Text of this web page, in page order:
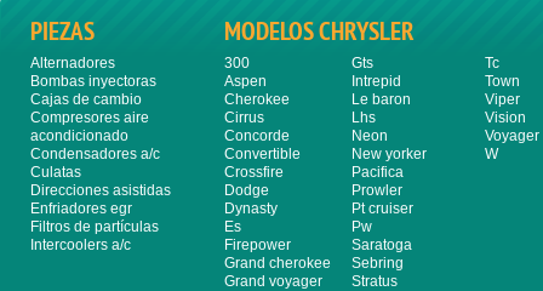
PIEZAS
Alternadores
Bombas inyectoras
Cajas de cambio
Compresores aire
acondicionado
Condensadores a/c
Culatas
Direcciones asistidas
Enfriadores egr
Filtros de partículas
Intercoolers a/c
MODELOS CHRYSLER
300
Aspen
Cherokee
Cirrus
Concorde
Convertible
Crossfire
Dodge
Dynasty
Es
Firepower
Grand cherokee
Grand voyager
Gts
Intrepid
Le baron
Lhs
Neon
New yorker
Pacifica
Prowler
Pt cruiser
Pw
Saratoga
Sebring
Stratus
Tc
Town
Viper
Vision
Voyager
W